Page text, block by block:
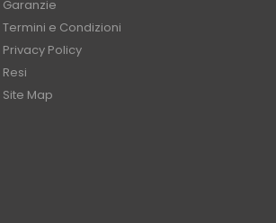
Garanzie
Termini e Condizioni
Privacy Policy
Resi
Site Map